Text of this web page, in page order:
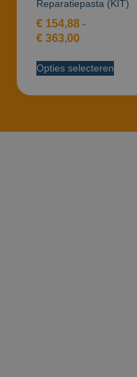
Reparatiepasta (KIT)
€ 154,88 -
€ 363,00
Opties selecteren